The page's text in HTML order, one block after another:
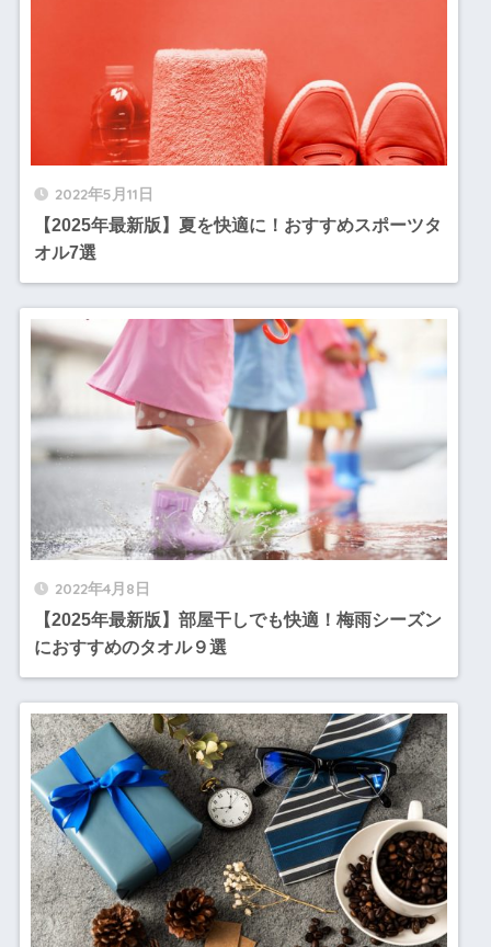
2022年5月11日
【2025年最新版】夏を快適に！おすすめスポーツタ
オル7選
2022年4月8日
【2025年最新版】部屋干しでも快適！梅雨シーズン
におすすめのタオル９選